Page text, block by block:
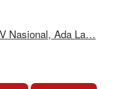
Nasional, Ada La…